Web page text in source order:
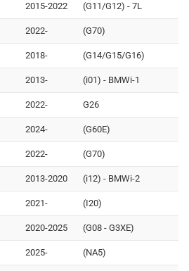
2015-2022 (G11/G12) - 7L
2022- (G70)
2018- (G14/G15/G16)
2013- (i01) - BMWi-1
2022- G26
2024- (G60E)
2022- (G70)
2013-2020 (i12) - BMWi-2
2021- (I20)
2020-2025 (G08 - G3XE)
2025- (NA5)